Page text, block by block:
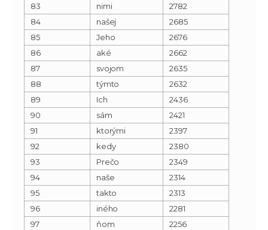
83
nimi
2782
84
našej
2685
85
Jeho
2676
86
aké
2662
87
svojom
2635
88
týmto
2632
89
Ich
2436
90
sám
2421
91
ktorými
2397
92
kedy
2380
93
Prečo
2349
94
naše
2314
95
takto
2313
96
iného
2281
97
ňom
2256